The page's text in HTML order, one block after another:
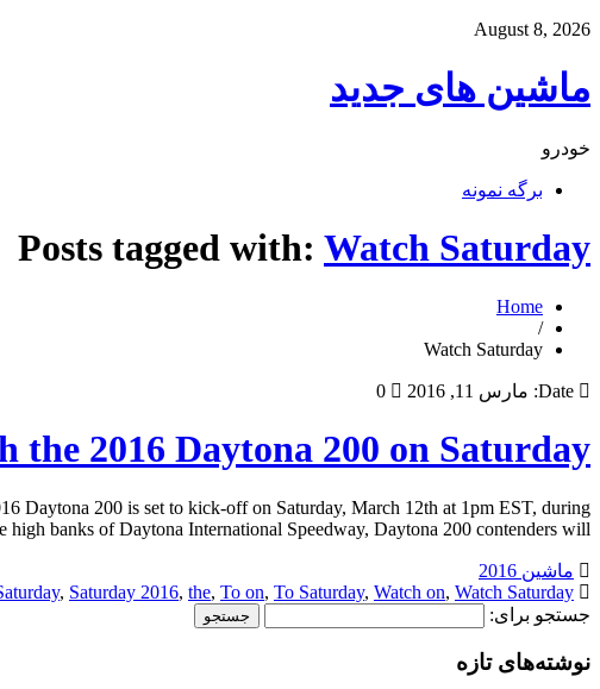
August 8, 2026
ماشین های جدید
خودرو
برگه نمونه
Posts tagged with: Watch Saturday
Home
/
Watch Saturday
Date: مارس 11, 2016 0
the 2016 Daytona 200 on Saturday
Daytona 200 is set to kick-off on Saturday, March 12th at 1pm EST, during
banks of Daytona International Speedway, Daytona 200 contenders will […]
ماشین 2016
, Saturday 2016, the, To on, To Saturday, Watch on, Watch Saturday
جستجو برای:
نوشته‌های تازه